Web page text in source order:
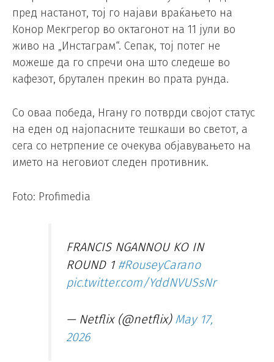
пред настанот, тој го најави враќањето на
Конор Мекгрегор во октагонот на 11 јули во
живо на „Инстаграм“. Сепак, тој потег не
можеше да го спречи она што следеше во
кафезот, брутален прекин во прата рунда.
Со оваа победа, Нгану го потврди својот статус
на еден од најопасните тешкаши во светот, а
сега со нетрпение се очекува објавувањето на
името на неговиот следен противник.
Foto: Profimedia
FRANCIS NGANNOU KO IN
ROUND 1 #RouseyCarano
pic.twitter.com/YddNVUSsNr
— Netflix (@netflix) May 17,
2026